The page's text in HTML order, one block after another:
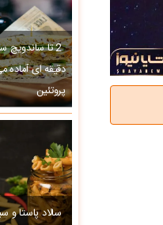
پروتئین
سالاد پاستا